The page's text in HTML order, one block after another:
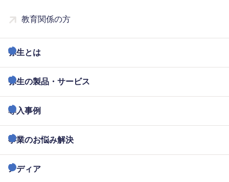
教育関係の方
弥生とは
弥生の製品・サービス
導入事例
事業のお悩み解決
メディア